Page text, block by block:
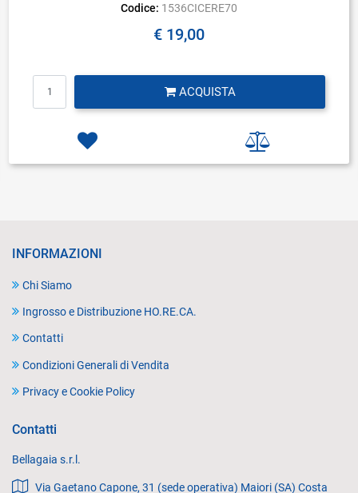
Codice: 1536CICERE70
€ 19,00
ACQUISTA
INFORMAZIONI
Chi Siamo
Ingrosso e Distribuzione HO.RE.CA.
Contatti
Condizioni Generali di Vendita
Privacy e Cookie Policy
Contatti
Bellagaia s.r.l.
Via Gaetano Capone, 31 (sede operativa) Maiori (SA) Costa